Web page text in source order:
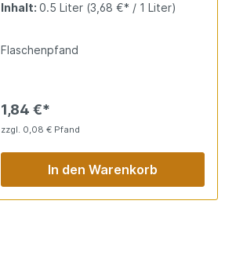
entsteht dank der langjährigen
seinem großen Bruder in nichts
aber nicht nur gut, sondern enthält
auch viele wichtige Vitamine wie z.B.
nur 130 kcal pro Halbe weniger
Kalorien als eine Apfelschorle."
(Quelle: Paulaner)
Inhalt: 0.5 Liter (3,68 €* / 1 Liter)
Flaschenpfand
1,84 €*
zzgl. 0,08 € Pfand
In den Warenkorb